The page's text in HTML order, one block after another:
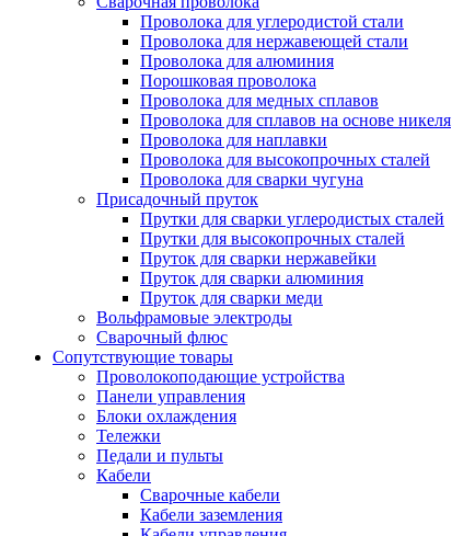
Проволока для углеродистой стали
Проволока для нержавеющей стали
Проволока для алюминия
Порошковая проволока
Проволока для медных сплавов
Проволока для сплавов на основе никеля
Проволока для наплавки
Проволока для высокопрочных сталей
Проволока для сварки чугуна
Присадочный пруток
Прутки для сварки углеродистых сталей
Прутки для высокопрочных сталей
Пруток для сварки нержавейки
Пруток для сварки алюминия
Пруток для сварки меди
Вольфрамовые электроды
Сварочный флюс
Сопутствующие товары
Проволокоподающие устройства
Панели управления
Блоки охлаждения
Тележки
Педали и пульты
Кабели
Сварочные кабели
Кабели заземления